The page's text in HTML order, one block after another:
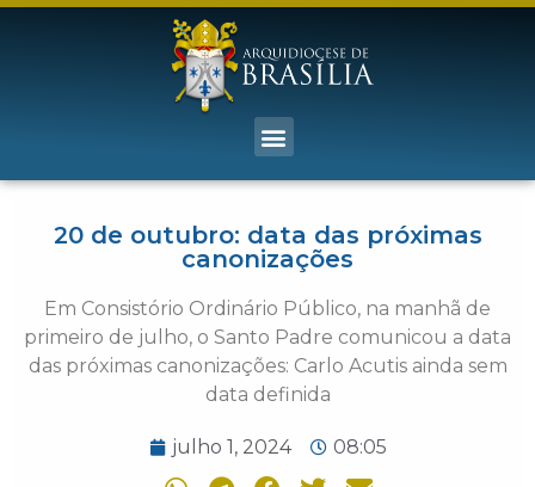
20 de outubro: data das próximas
canonizações
Em Consistório Ordinário Público, na manhã de
primeiro de julho, o Santo Padre comunicou a data
das próximas canonizações: Carlo Acutis ainda sem
data definida
julho 1, 2024 08:05